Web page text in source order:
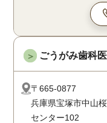
＞ ごうがみ歯科
〒665-0877
兵庫県宝塚市中山
センター102